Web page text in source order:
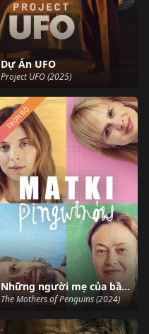
Dự Án UFO
Project UFO (2025)
Những người mẹ của bầy cánh cụt
The Mothers of Penguins (2024)
TRỌN BỘ